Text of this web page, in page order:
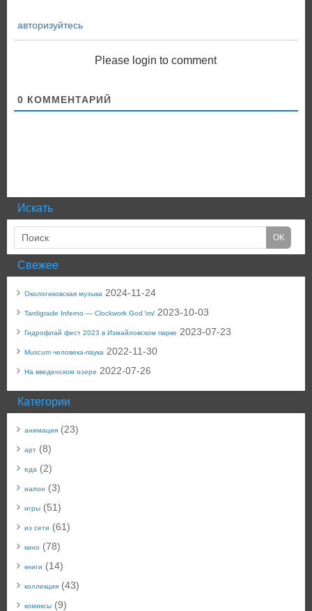
авторизуйтесь
Please login to comment
0 КОММЕНТАРИЙ
Искать
Свежее
Окологиковская музыка 2024-11-24
Tardigrade Inferno — Clockwork God \m/ 2023-10-03
Гидрофлай фест 2023 в Измайловском парке 2023-07-23
Muscum человека-паука 2022-11-30
На введенском озере 2022-07-26
Категории
анимация (23)
арт (8)
еда (2)
иалон (3)
игры (51)
из сети (61)
кино (78)
книги (14)
коллекция (43)
комиксы (9)